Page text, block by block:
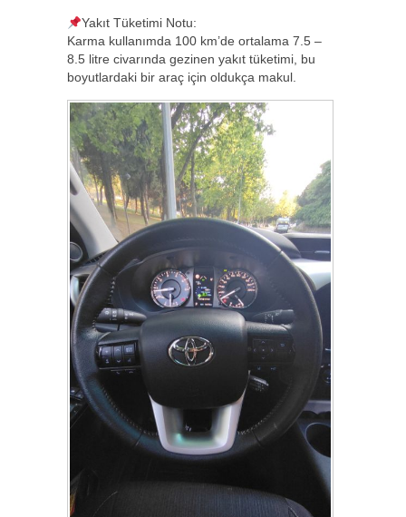
Yakıt Tüketimi Notu:
Karma kullanımda 100 km’de ortalama 7.5 –
8.5 litre civarında gezinen yakıt tüketimi, bu
boyutlardaki bir araç için oldukça makul.